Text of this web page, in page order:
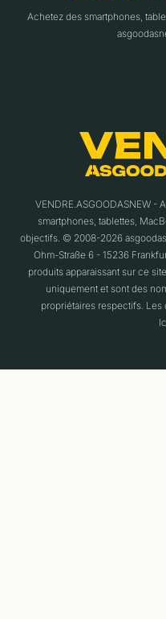
Achetez des smartphones,
VENDRE.ASGOODASNEW
smartphones, tablettes,
objectifs. © 2008-2026
Ohm-Straße 6 - 15236
produits apparaissant sur ce
uniquement et sont des
propriétaires respectifs.